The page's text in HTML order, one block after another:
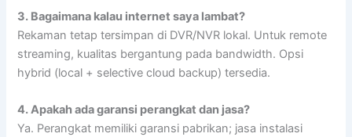
3. Bagaimana kalau internet saya lambat?
Rekaman tetap tersimpan di DVR/NVR lokal. Untuk remote
streaming, kualitas bergantung pada bandwidth. Opsi
hybrid (local + selective cloud backup) tersedia.
4. Apakah ada garansi perangkat dan jasa?
Ya. Perangkat memiliki garansi pabrikan; jasa instalasi